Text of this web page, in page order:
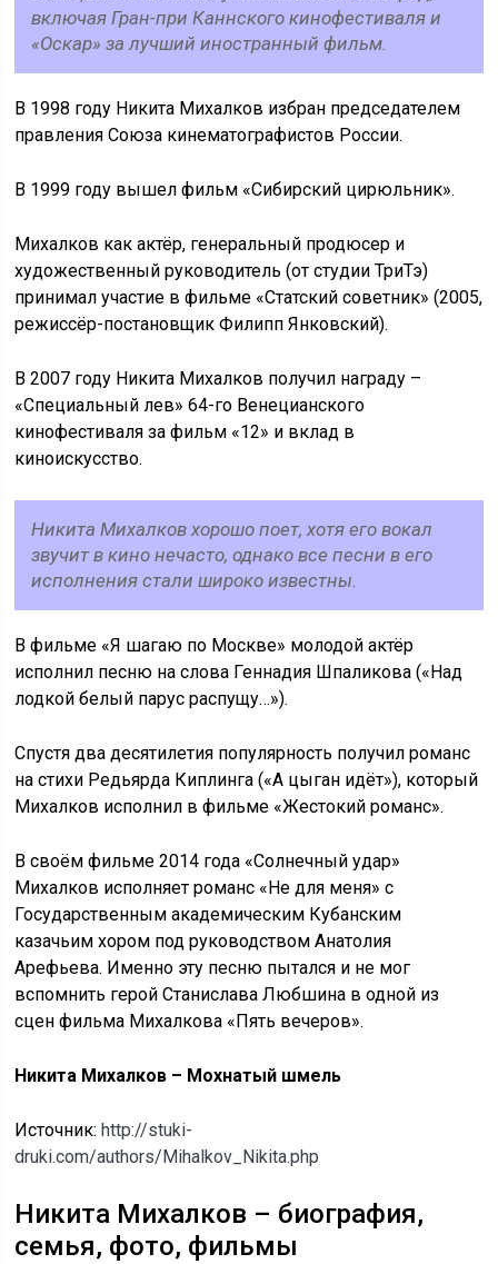
включая Гран-при Каннского кинофестиваля и
«Оскар» за лучший иностранный фильм.
В 1998 году Никита Михалков избран председателем
правления Союза кинематографистов России.
В 1999 году вышел фильм «Сибирский цирюльник».
Михалков как актёр, генеральный продюсер и
художественный руководитель (от студии ТриТэ)
принимал участие в фильме «Статский советник» (2005,
режиссёр-постановщик Филипп Янковский).
В 2007 году Никита Михалков получил награду –
«Специальный лев» 64-го Венецианского
кинофестиваля за фильм «12» и вклад в
киноискусство.
Никита Михалков хорошо поет, хотя его вокал
звучит в кино нечасто, однако все песни в его
исполнения стали широко известны.
В фильме «Я шагаю по Москве» молодой актёр
исполнил песню на слова Геннадия Шпаликова («Над
лодкой белый парус распущу…»).
Спустя два десятилетия популярность получил романс
на стихи Редьярда Киплинга («А цыган идёт»), который
Михалков исполнил в фильме «Жестокий романс».
В своём фильме 2014 года «Солнечный удар»
Михалков исполняет романс «Не для меня» с
Государственным академическим Кубанским
казачьим хором под руководством Анатолия
Арефьева. Именно эту песню пытался и не мог
вспомнить герой Станислава Любшина в одной из
сцен фильма Михалкова «Пять вечеров».
Никита Михалков – Мохнатый шмель
Источник:http://stuki-
druki.com/authors/Mihalkov_Nikita.php
Никита Михалков – биография,
семья, фото, фильмы